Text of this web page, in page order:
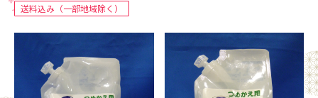
送料込み（一部地域除く）